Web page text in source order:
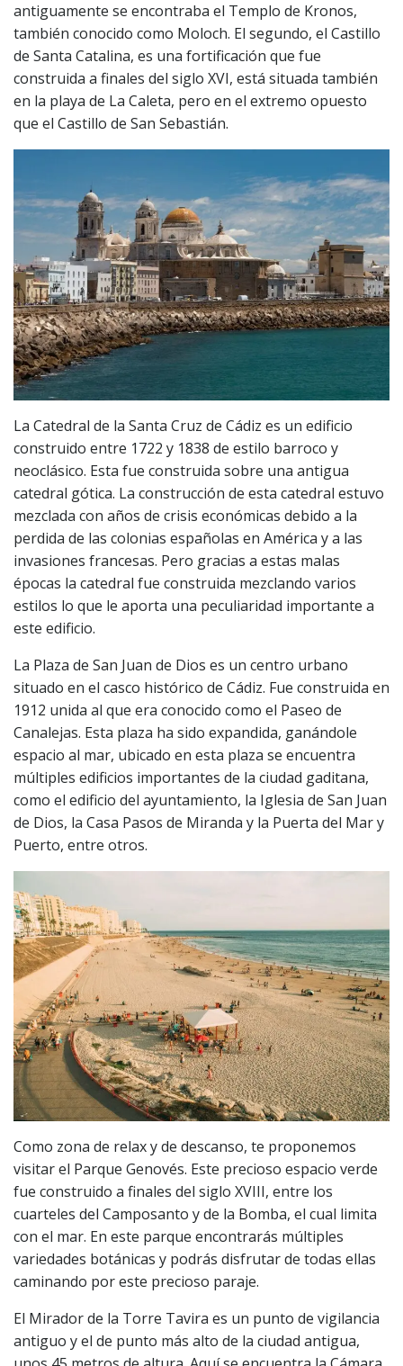
antiguamente se encontraba el Templo de Kronos,
también conocido como Moloch. El segundo, el Castillo
de Santa Catalina, es una fortificación que fue
construida a finales del siglo XVI, está situada también
en la playa de La Caleta, pero en el extremo opuesto
que el Castillo de San Sebastián.
La Catedral de la Santa Cruz de Cádiz es un edificio
construido entre 1722 y 1838 de estilo barroco y
neoclásico. Esta fue construida sobre una antigua
catedral gótica. La construcción de esta catedral estuvo
mezclada con años de crisis económicas debido a la
perdida de las colonias españolas en América y a las
invasiones francesas. Pero gracias a estas malas
épocas la catedral fue construida mezclando varios
estilos lo que le aporta una peculiaridad importante a
este edificio.
La Plaza de San Juan de Dios es un centro urbano
situado en el casco histórico de Cádiz. Fue construida en
1912 unida al que era conocido como el Paseo de
Canalejas. Esta plaza ha sido expandida, ganándole
espacio al mar, ubicado en esta plaza se encuentra
múltiples edificios importantes de la ciudad gaditana,
como el edificio del ayuntamiento, la Iglesia de San Juan
de Dios, la Casa Pasos de Miranda y la Puerta del Mar y
Puerto, entre otros.
Como zona de relax y de descanso, te proponemos
visitar el Parque Genovés. Este precioso espacio verde
fue construido a finales del siglo XVIII, entre los
cuarteles del Camposanto y de la Bomba, el cual limita
con el mar. En este parque encontrarás múltiples
variedades botánicas y podrás disfrutar de todas ellas
caminando por este precioso paraje.
El Mirador de la Torre Tavira es un punto de vigilancia
antiguo y el de punto más alto de la ciudad antigua,